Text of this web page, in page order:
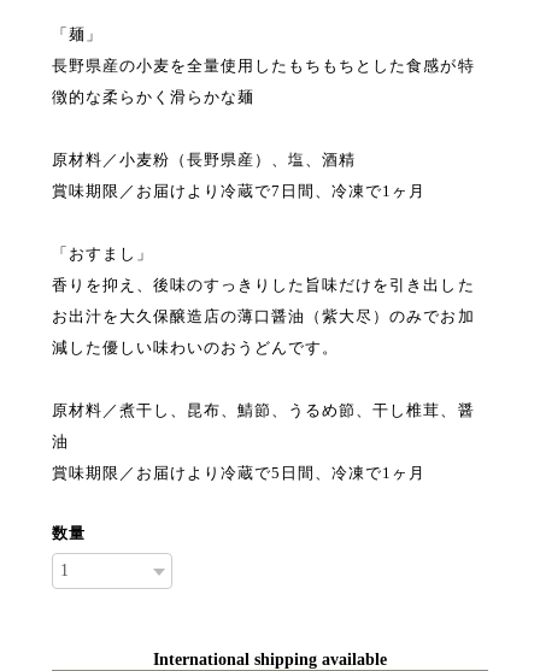
「麺」
長野県産の小麦を全量使用したもちもちとした食感が特
徴的な柔らかく滑らかな麺
原材料／小麦粉（長野県産）、塩、酒精
賞味期限／お届けより冷蔵で7日間、冷凍で1ヶ月
「おすまし」
香りを抑え、後味のすっきりした旨味だけを引き出した
お出汁を大久保醸造店の薄口醤油（紫大尽）のみでお加
減した優しい味わいのおうどんです。
原材料／煮干し、昆布、鯖節、うるめ節、干し椎茸、醤
油
賞味期限／お届けより冷蔵で5日間、冷凍で1ヶ月
数量
International shipping available